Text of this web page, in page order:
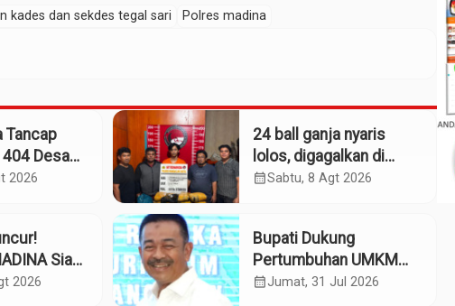
kades dan sekdes tegal sari Polres madina
Tancap
Desa
2026
24 ball ganja nyaris
lolos, digagalkan di
Simpang Empat
calendar_monthSabtu, 8 Agt 2026
Siap
2026
Bupati Dukung
Pertumbuhan UMKM
Termasuk Kampoeng
calendar_monthJumat, 31 Jul 2026